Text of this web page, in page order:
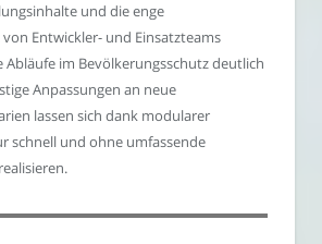
und die enge
Entwickler- und Einsatzteams
im Bevölkerungsschutz deutlich
Anpassungen an neue
lassen sich dank modularer
schnell und ohne umfassende